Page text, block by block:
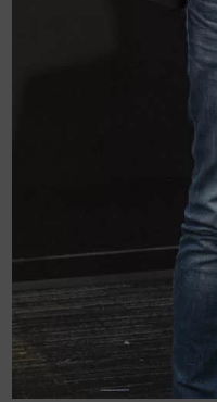
Queridos amigos: Me
con vosotros el
Cuerpo Nacional de
LEER MÁS